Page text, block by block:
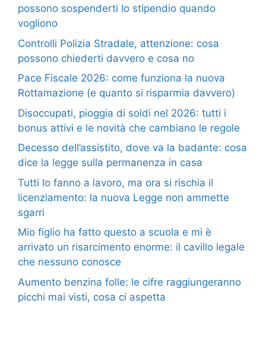
possono sospenderti lo stipendio quando
vogliono
Controlli Polizia Stradale, attenzione: cosa
possono chiederti davvero e cosa no
Pace Fiscale 2026: come funziona la nuova
Rottamazione (e quanto si risparmia davvero)
Disoccupati, pioggia di soldi nel 2026: tutti i
bonus attivi e le novità che cambiano le regole
Decesso dell’assistito, dove va la badante: cosa
dice la legge sulla permanenza in casa
Tutti lo fanno a lavoro, ma ora si rischia il
licenziamento: la nuova Legge non ammette
sgarri
Mio figlio ha fatto questo a scuola e mi è
arrivato un risarcimento enorme: il cavillo legale
che nessuno conosce
Aumento benzina folle: le cifre raggiungeranno
picchi mai visti, cosa ci aspetta